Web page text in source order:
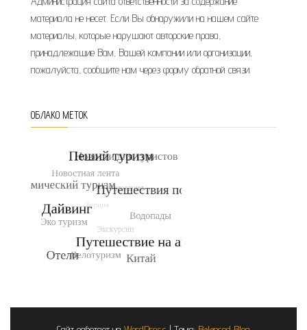
материала не несет. Если Вы обнаружили на нашем сайте
материалы, которые нарушают авторские права,
принадлежащие Вам, Вашей компании или организации,
пожалуйста, сообщите нам через форму обратной связи.
ОБЛАКО МЕТОК